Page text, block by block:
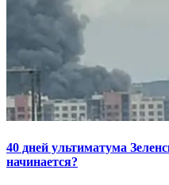
40 дней ультиматума
начинается?